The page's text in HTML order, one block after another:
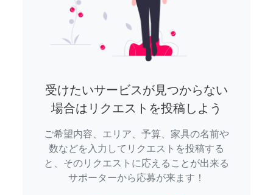
受けたいサービスが見つからない
場合はリクエストを投稿しよう
ご希望内容、エリア、予算、家具の名前や
数などを入力してリクエストを投稿する
と、そのリクエストに応えることが出来る
サポーターから応募が来ます！